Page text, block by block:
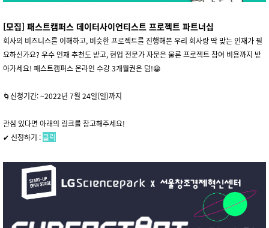
[모집] 패스트캠퍼스 데이터사이언티스트 프로젝트 파트너십
회사의 비즈니스를 이해하고, 비슷한 프로젝트를 진행해본 우리 회사랑 딱 맞는 인재가 필
요하신가요? 우수 인재 추천도 받고, 현업 전문가 자문은 물론 프로젝트 참여 비용까지 받
아가세요! 패스트캠퍼스 온라인 수강 3개월권은 덤!😀
🌀신청기간: ~2022년 7월 24일(일)까지
관심 있다면 아래의 링크를 참고해주세요!
✔ 신청하기 :클릭